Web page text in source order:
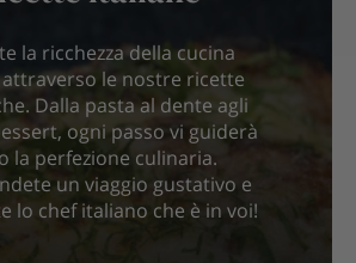
la ricchezza della cucina
attraverso le nostre ricette
Dalla pasta al dente agli
ogni passo vi guiderà
la perfezione culinaria.
un viaggio gustativo e
lo chef italiano che è in voi!